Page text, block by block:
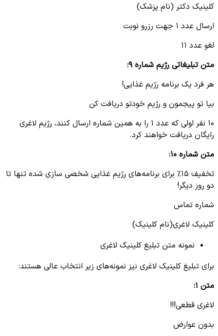
کلینیک دکتر (نام پزشک)
ارسال عدد ۱ جهت رزرو نوبت
لغو عدد ۱۱
متن تبلیغاتی رژیم شماره ۹ :
هر فرد یک برنامه رژیم غذایی!
بیا تو پیجمون و رژیم خودتو دریافت کن
۱۰ نفر اولی که عدد ۱ را به همین شماره ارسال کنند، رژیم لاغری
رایگان دریافت خواهند کرد.
متن شماره ۱۰
:
تخفیف ۱۵% برای برنامه‌های رژیم غذایی شخصی سازی شده تنها تا
دو روز دیگر!
شماره تماس
کلینیک لاغری(نام کلینیک)
نمونه متن تبلیغ کلینیک لاغری
برای تبلیغ کلینیک لاغری نیز نمونه‌های زیر انتخاب عالی هستند:
متن ۱ :
لاغری قطعی!!!
بدون عوارض